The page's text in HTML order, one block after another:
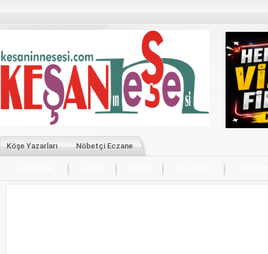
Köşe Yazarları Nöbetçi Eczane